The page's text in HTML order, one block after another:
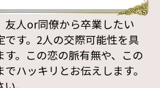
友人or同僚から卒業したい
です。2人の交際可能性を具
。この恋の脈有無や、この
ハッキリとお伝えします。